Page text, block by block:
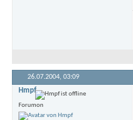
26.07.2004, 03:09
Hmpf
Forumon